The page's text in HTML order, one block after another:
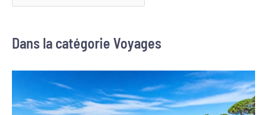
Dans la catégorie Voyages